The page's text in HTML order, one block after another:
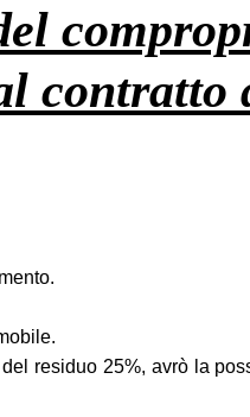
contratto
residuo 25%, avrò la